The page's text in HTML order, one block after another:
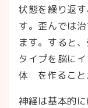
状態を繰り返
す。歪んでは
ます。すると
タイプを脳に
体゙を作ること
神経は基本的